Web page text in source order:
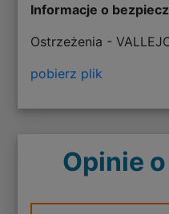
Informacje o
Ostrzeżenia -
pobierz plik
Opinie